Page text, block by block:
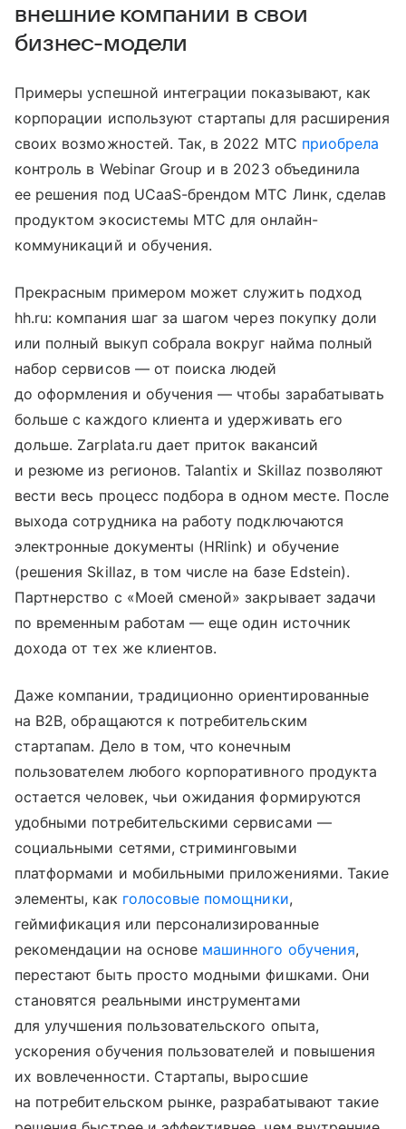
внешние компании в свои
бизнес-модели
Примеры успешной интеграции показывают, как
корпорации используют стартапы для расширения
своих возможностей. Так, в 2022 МТС приобрела
контроль в Webinar Group и в 2023 объединила
ее решения под UCaaS-брендом МТС Линк, сделав
продуктом экосистемы МТС для онлайн-
коммуникаций и обучения.
Прекрасным примером может служить подход
hh.ru: компания шаг за шагом через покупку доли
или полный выкуп собрала вокруг найма полный
набор сервисов — от поиска людей
до оформления и обучения — чтобы зарабатывать
больше с каждого клиента и удерживать его
дольше. Zarplata.ru дает приток вакансий
и резюме из регионов. Talantix и Skillaz позволяют
вести весь процесс подбора в одном месте. После
выхода сотрудника на работу подключаются
электронные документы (HRlink) и обучение
(решения Skillaz, в том числе на базе Edstein).
Партнерство с «Моей сменой» закрывает задачи
по временным работам — еще один источник
дохода от тех же клиентов.
Даже компании, традиционно ориентированные
на B2B, обращаются к потребительским
стартапам. Дело в том, что конечным
пользователем любого корпоративного продукта
остается человек, чьи ожидания формируются
удобными потребительскими сервисами —
социальными сетями, стриминговыми
платформами и мобильными приложениями. Такие
элементы, как голосовые помощники,
геймификация или персонализированные
рекомендации на основе машинного обучения,
перестают быть просто модными фишками. Они
становятся реальными инструментами
для улучшения пользовательского опыта,
ускорения обучения пользователей и повышения
их вовлеченности. Стартапы, выросшие
на потребительском рынке, разрабатывают такие